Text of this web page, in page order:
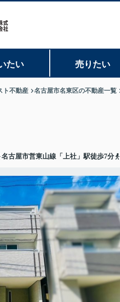
たい 売りたい
ト不動産 名古屋市名東区の不動産一覧
名古屋市営東山線「上社」駅徒歩7分